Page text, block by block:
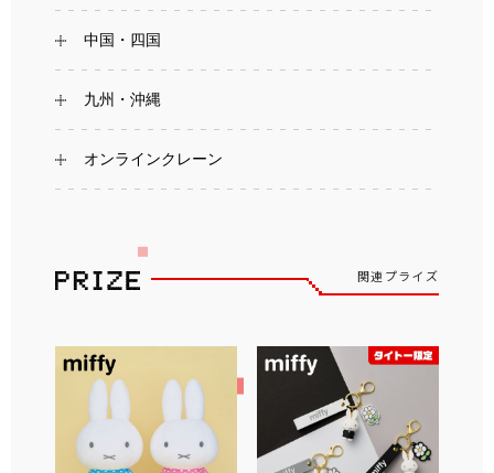
中国・四国
九州・沖縄
オンラインクレーン
関連プライズ